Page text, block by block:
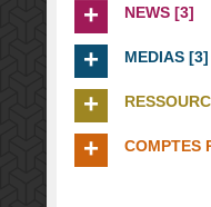
NEWS [3]
MEDIAS [3]
COMPTES